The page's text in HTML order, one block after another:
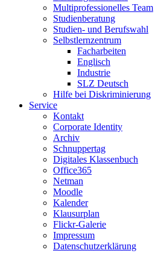
Multiprofessionelles Team
Studienberatung
Studien- und Berufswahl
Selbstlernzentrum
Facharbeiten
Englisch
Industrie
SLZ Deutsch
Hilfe bei Diskriminierung
Service
Kontakt
Corporate Identity
Archiv
Schnuppertag
Digitales Klassenbuch
Office365
Netman
Moodle
Kalender
Klausurplan
Flickr-Galerie
Impressum
Datenschutzerklärung